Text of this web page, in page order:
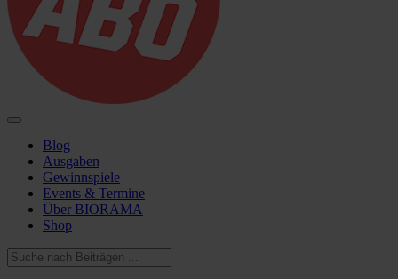
Blog
Ausgaben
Gewinnspiele
Events & Termine
Über BIORAMA
Shop